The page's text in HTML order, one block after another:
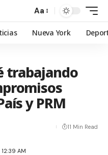
Aa
Nueva York
trabajando
y PRM
AM
11 Min Read